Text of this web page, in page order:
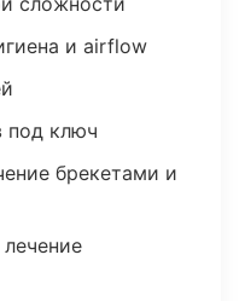
и airflow
под ключ
брекетами и